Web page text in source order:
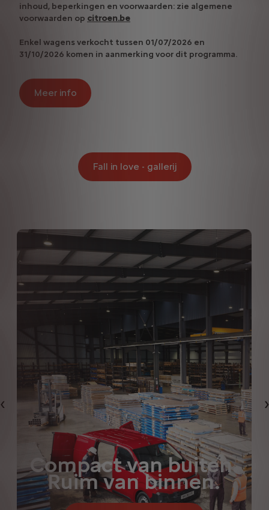
inhoud, beperkingen en voorwaarden: zie algemene
voorwaarden op citroen.be
Enkel wagens verkocht tussen 01/07/2026 en
31/10/2026 komen in aanmerking voor dit programma.
Meer info
Fall in love - gallerij
Vorige
Compact van buiten.
Ruim van binnen.